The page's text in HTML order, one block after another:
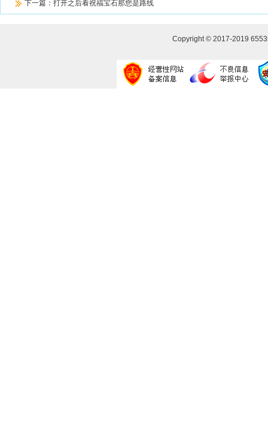
下一篇： 打开之后看祝福宝石那您是路线
Copyright © 2017-2019